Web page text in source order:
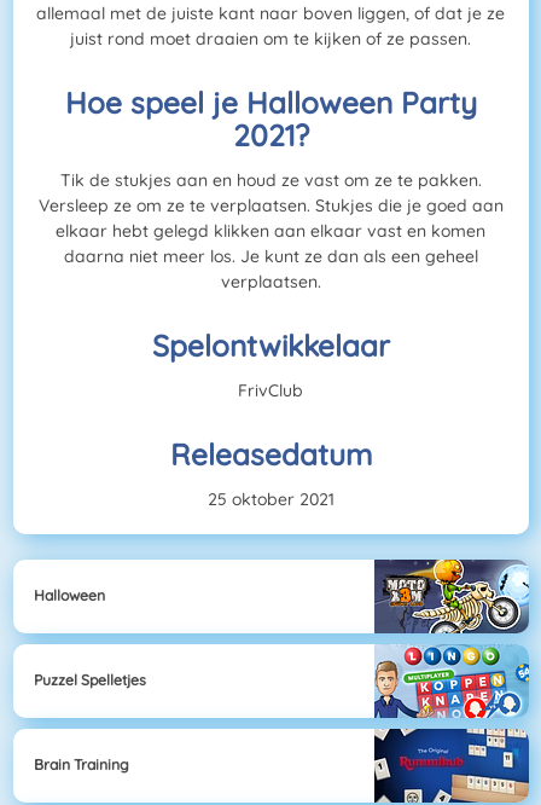
allemaal met de juiste kant naar boven liggen, of dat je ze
juist rond moet draaien om te kijken of ze passen.
Hoe speel je Halloween Party
2021?
Tik de stukjes aan en houd ze vast om ze te pakken.
Versleep ze om ze te verplaatsen. Stukjes die je goed aan
elkaar hebt gelegd klikken aan elkaar vast en komen
daarna niet meer los. Je kunt ze dan als een geheel
verplaatsen.
Spelontwikkelaar
FrivClub
Releasedatum
25 oktober 2021
Halloween
Puzzel Spelletjes
Brain Training